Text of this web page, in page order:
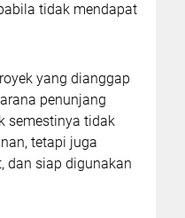
tidak mendapat
yang dianggap
penunjang
semestinya tidak
tetapi juga
dan siap digunakan